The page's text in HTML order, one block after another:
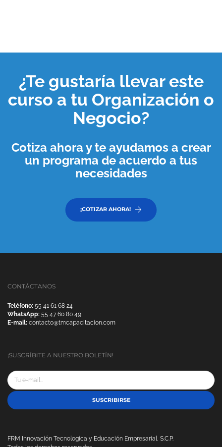
¿Te gustaría llevar este
curso a tu Organización o
Negocio?
Cotiza ahora y te ayudamos a crear
un programa de acuerdo a tus
necesidades
¡COTIZAR AHORA!
CONTÁCTANOS
Teléfono: 55 41 61 68 24
WhatsApp: 55 47 60 80 49
E-mail: contacto@tmcapacitacion.com
¡SUSCRÍBITE A NUESTRO BOLETÍN!
SUSCRIBIRSE
FRM Innovación Tecnologica y Educación Empresarial, S.C.P.